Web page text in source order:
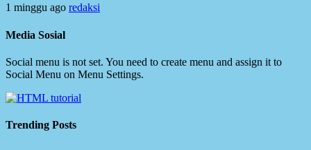
1 minggu ago redaksi
Media Sosial
Social menu is not set. You need to create menu and assign it to
Social Menu on Menu Settings.
Trending Posts